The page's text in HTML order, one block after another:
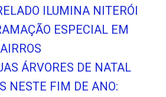
ILUMINA NITERÓI
ESPECIAL EM
ÁRVORES DE NATAL
NESTE FIM DE ANO: